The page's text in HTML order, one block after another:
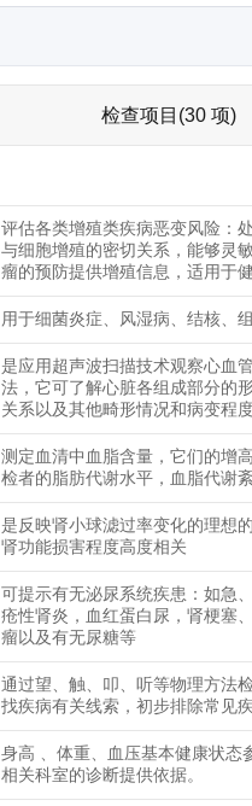
检查项目(30 项)
评估各类增殖类疾病恶变风险：
与细胞增殖的密切关系，能够灵
瘤的预防提供增殖信息，适用于
用于细菌炎症、风湿病、结核、
是应用超声波扫描技术观察心血
法，它可了解心脏各组成部分的
关系以及其他畸形情况和病变程度
测定血清中血脂含量，它们的增
检者的脂肪代谢水平，血脂代谢
是反映肾小球滤过率变化的理想
肾功能损害程度高度相关
可提示有无泌尿系统疾患：如急
疮性肾炎，血红蛋白尿，肾梗塞
瘤以及有无尿糖等
通过望、触、叩、听等物理方法
找疾病有关线索，初步排除常见疾
身高 、体重、血压基本健康状态
相关科室的诊断提供依据。